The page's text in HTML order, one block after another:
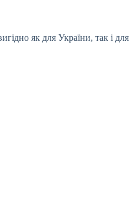
як для України, так і